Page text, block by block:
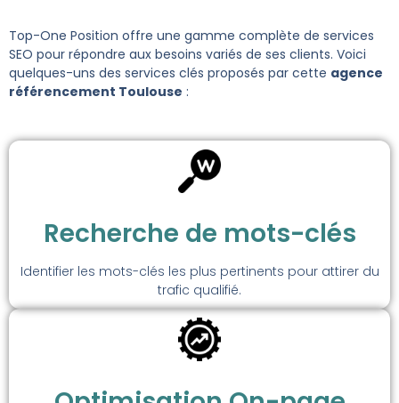
Top-One Position offre une gamme complète de services
SEO pour répondre aux besoins variés de ses clients. Voici
quelques-uns des services clés proposés par cette agence
référencement Toulouse :
Recherche de mots-clés
Identifier les mots-clés les plus pertinents pour attirer du
trafic qualifié.